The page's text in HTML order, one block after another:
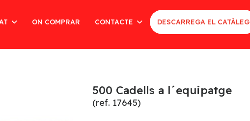
ON COMPRAR CONTACTE DESCARREGA EL CATÀLEG
500 Cadells a l´equipatge
(ref. 17645)